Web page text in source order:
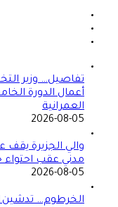
تفاصيل… وزير
أعمال الدورة
العمرانية
2026-08-05
والي الجزيرة
مدني عقب
2026-08-05
الخرطوم… تدشين